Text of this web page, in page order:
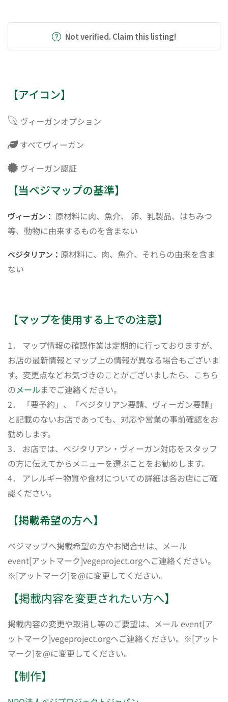
Not verified. Claim this listing!
【アイコン】
ヴィーガンオプション
すべてヴィーガン
ヴィーガン認証
【当ベジマップの基準】
ヴィーガン： 原材料に肉、魚介、 卵、乳製品、はちみつ
等、動物に由来するものを含まない
ベジタリアン： 原材料に、肉、魚介、それらの由来を含ま
ない
【マップを使用する上での注意】
1． マップ情報の確認作業は定期的に行っておりますが、
お店の最新情報とマップ上の情報が異なる場合もございま
す。変更点などお気づきのことがございましたら、こちら
のメールまでご連絡ください。
2． 「要予約」、「ベジタリアン要請、ヴィーガン要請」
と記載のないお店であっても、対応や営業の事前確認をお
勧めします。
3． お店では、ベジタリアン・ヴィーガン対応をスタッフ
の方に伝えてからメニューを選ぶことをお勧めします。
4． アレルギー物質や食材についての詳細は各お店にご確
認ください。
【掲載希望の方へ】
ベジマップへ掲載希望の方やお問合せは、メール
event[アットマーク]vegeproject.orgへご連絡ください。
※[アットマーク]を@に変更してください。
【掲載内容を変更されたい方へ】
掲載内容の変更や取消し等のご要望は、メール event[ア
ットマーク]vegeproject.orgへご連絡ください。※[アット
マーク]を@に変更してください。
【制作】